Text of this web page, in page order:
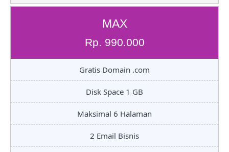
MAX
Rp. 990.000
Gratis Domain .com
Disk Space 1 GB
Maksimal 6 Halaman
2 Email Bisnis